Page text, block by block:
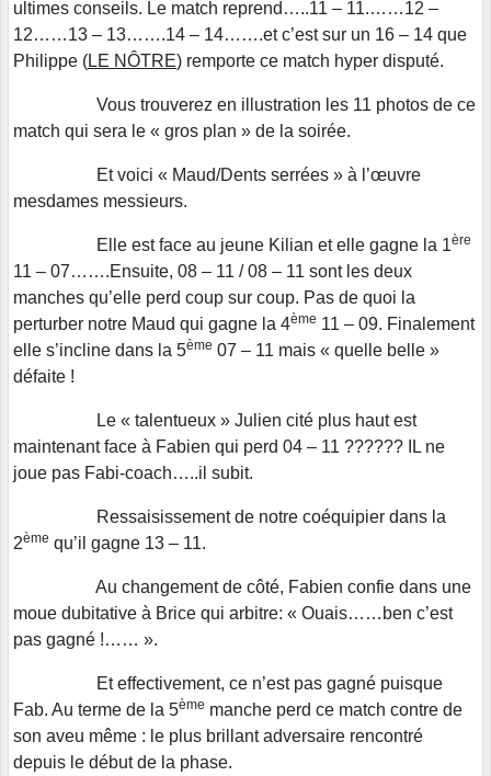
ultimes conseils. Le match reprend…..11 – 11.……12 –
12……13 – 13…….14 – 14…….et c’est sur un 16 – 14 que
Philippe (LE NÔTRE) remporte ce match hyper disputé.
Vous trouverez en illustration les 11 photos de ce
match qui sera le « gros plan » de la soirée.
Et voici « Maud/Dents serrées » à l’œuvre
mesdames messieurs.
Elle est face au jeune Kilian et elle gagne la 1ère
11 – 07…….Ensuite, 08 – 11 / 08 – 11 sont les deux
manches qu’elle perd coup sur coup. Pas de quoi la
perturber notre Maud qui gagne la 4ème 11 – 09. Finalement
elle s’incline dans la 5ème 07 – 11 mais « quelle belle »
défaite !
Le « talentueux » Julien cité plus haut est
maintenant face à Fabien qui perd 04 – 11 ?????? IL ne
joue pas Fabi-coach…..il subit.
Ressaisissement de notre coéquipier dans la
2ème qu’il gagne 13 – 11.
Au changement de côté, Fabien confie dans une
moue dubitative à Brice qui arbitre: « Ouais……ben c’est
pas gagné !…… ».
Et effectivement, ce n’est pas gagné puisque
Fab. Au terme de la 5ème manche perd ce match contre de
son aveu même : le plus brillant adversaire rencontré
depuis le début de la phase.